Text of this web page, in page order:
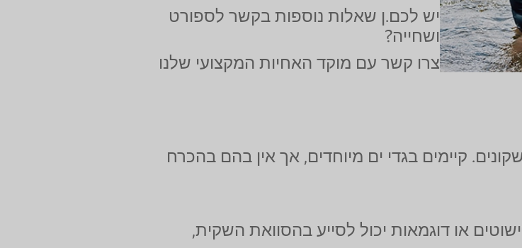
יש לכם.ן שאלות נוספות בקשר לספורט
ושחייה?
צרו קשר עם מוקד האחיות המקצועי שלנו
קיימים בגדי ים מיוחדים, אך אין בהם בהכרח
או דוגמאות יכול לסייע בהסוואת השקית,